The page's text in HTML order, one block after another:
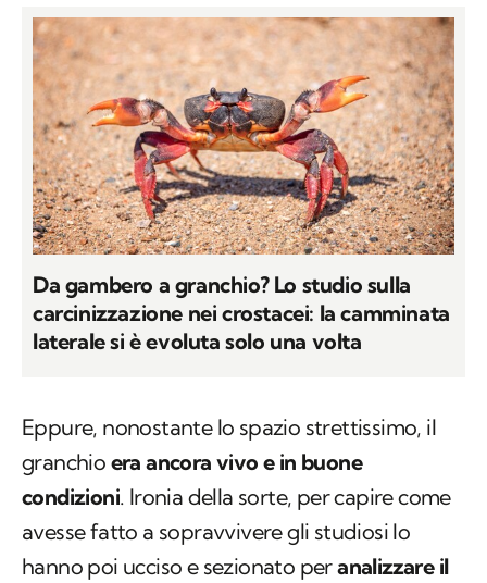
Da gambero a granchio? Lo studio sulla
carcinizzazione nei crostacei: la camminata
laterale si è evoluta solo una volta
Eppure, nonostante lo spazio strettissimo, il
granchio era ancora vivo e in buone
condizioni. Ironia della sorte, per capire come
avesse fatto a sopravvivere gli studiosi lo
hanno poi ucciso e sezionato peranalizzare il